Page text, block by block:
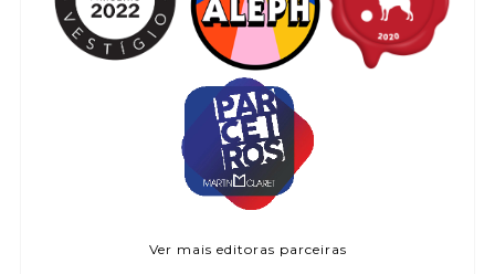
Ver mais editoras parceiras